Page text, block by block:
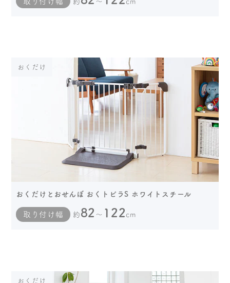
おくだけ
おくだけとおせんぼ おくトビラS ホワイトスチール
取り付け幅 約 82 ～ 122cm
おくだけ